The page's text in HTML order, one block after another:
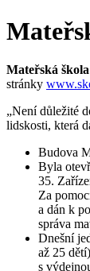
Mateřská
stránky
„Není důležité
lidskosti, která
Budova
Byla
35.
Za
a dán k
správa
Dnešní
až 25
s